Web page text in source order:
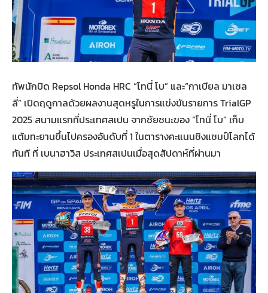
ทัพนักบิด Repsol Honda HRC “โทนี่ โบ” และ“กาเบียล มาเซล
ลี่” เปิดฤดูกาลด้วยผลงานสุดหรูในการแข่งขันรายการ TrialGP
2025 สนามแรกที่ประเทศสเปน จากชัยชนะของ “โทนี่ โบ” เก็บ
แต้มทะยานขึ้นไปครองอันดับที่ 1 ในตารางคะแนนชิงแชมป์โลกได้
ทันที ที่ เบนาฮาวิส ประเทศสเปนเมื่อสุดสัปดาห์ที่ผ่านมา